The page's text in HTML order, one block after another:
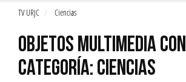
TV URJC Ciencias
OBJETOS MULTIMEDIA CON
CATEGORÍA: CIENCIAS